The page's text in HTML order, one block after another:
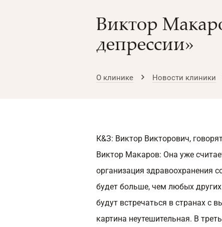
Виктор
депрессии»
О клинике Новости клиники
К&З: Виктор Викторович,
Виктор Макаров: Она уже
организация здравоохранения
будет больше, чем любых
будут встречаться в странах с
картина неутешительная. В